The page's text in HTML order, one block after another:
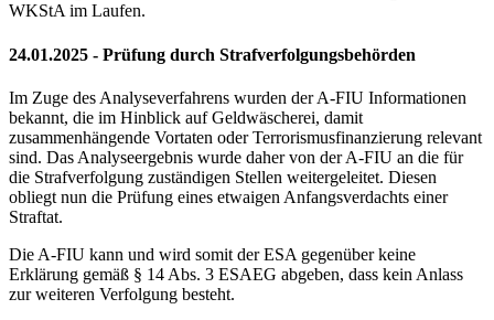
WKStA im Laufen.
24.01.2025 - Prüfung durch Strafverfolgungsbehörden
Im Zuge des Analyseverfahrens wurden der A-FIU Informationen
bekannt, die im Hinblick auf Geldwäscherei, damit
zusammenhängende Vortaten oder Terrorismusfinanzierung relevant
sind. Das Analyseergebnis wurde daher von der A-FIU an die für
die Strafverfolgung zuständigen Stellen weitergeleitet. Diesen
obliegt nun die Prüfung eines etwaigen Anfangsverdachts einer
Straftat.
Die A-FIU kann und wird somit der ESA gegenüber keine
Erklärung gemäß § 14 Abs. 3 ESAEG abgeben, dass kein Anlass
zur weiteren Verfolgung besteht.